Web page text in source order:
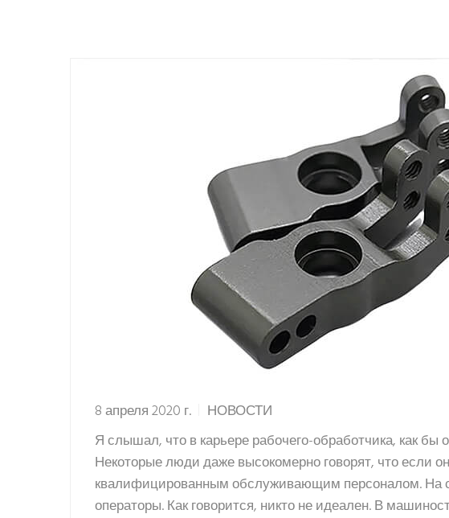
8 апреля 2020 г.
НОВОСТИ
Я слышал, что в карьере рабочего-обработчика, как
Некоторые люди даже высокомерно говорят, что если
квалифицированным обслуживающим персоналом. На
операторы. Как говорится, никто не идеален. В